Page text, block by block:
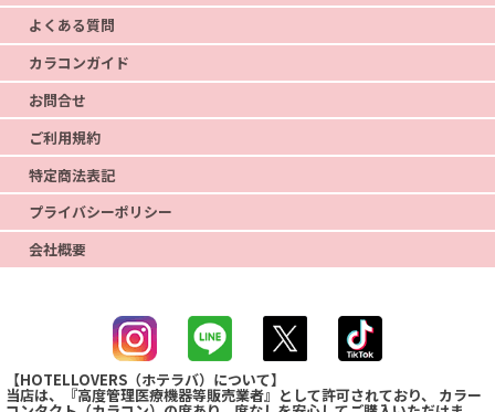
よくある質問
カラコンガイド
お問合せ
ご利用規約
特定商法表記
プライバシーポリシー
会社概要
【HOTELLOVERS（ホテラバ）について】
当店は、『高度管理医療機器等販売業者』として許可されており、 カラー